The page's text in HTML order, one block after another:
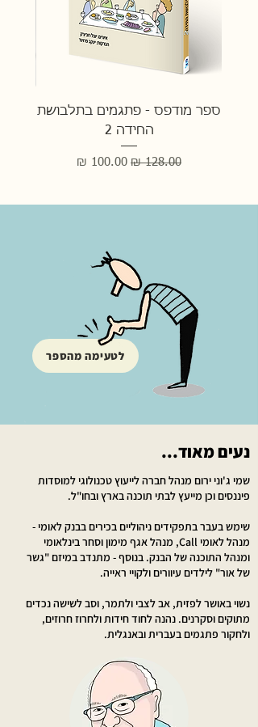
ספר מודפס - פתגמים בתלבושת
החידה 2
מחיר רגיל מחיר מבצע
לטעימה מהספר
נעים מאוד...
שמי ג'וני ירום מנהל חברה לייעוץ טכנולוגי למוסדות
פיננסים וכן מייעץ לבתי תוכנה בארץ ובחו"ל.
שימש בעבר בתפקידים ניהוליים בכירים בבנק לאומי -
מנהל לאומי Call, מנהל אגף מימון וסחר בינלאומי
ומנהל התוכנה של הבנק. בנוסף - מתנדב במיזם "גשר
של אור" לילדים עיוורים ולקויי ראייה.
נשוי באושר לפזית, אב לצבי ולתמר, וסב לשישה נכדים
מתוקים וסקרנים. נהנה לחוד חידות ולחרוז חרוזים,
ולחקור פתגמים בעברית ובאנגלית.